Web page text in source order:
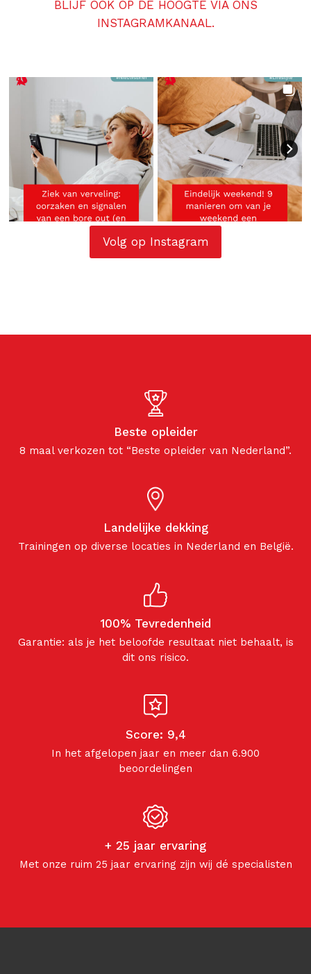
BLIJF OOK OP DE HOOGTE VIA ONS
INSTAGRAMKANAAL.
Volg op Instagram
Beste opleider
8 maal verkozen tot “Beste opleider van Nederland”.
Landelijke dekking
Trainingen op diverse locaties in Nederland en België.
100% Tevredenheid
Garantie: als je het beloofde resultaat niet behaalt, is
dit ons risico.
Score: 9,4
In het afgelopen jaar en meer dan 6.900
beoordelingen
+ 25 jaar ervaring
Met onze ruim 25 jaar ervaring zijn wij dé specialisten